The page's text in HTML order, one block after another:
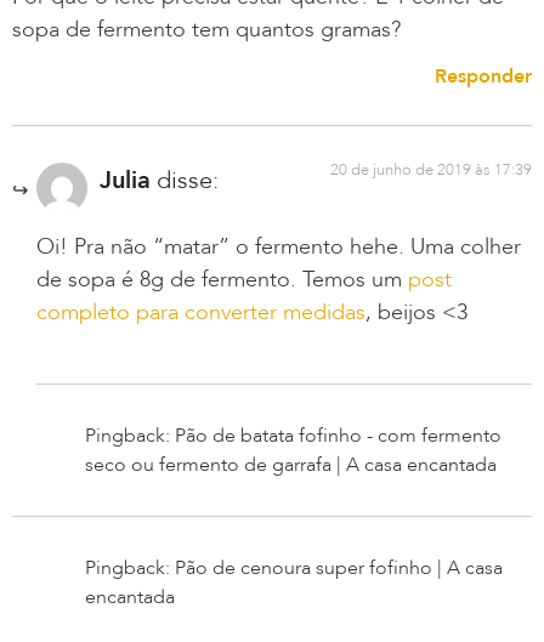
sopa de fermento tem quantos gramas?
Responder
Julia disse: 20 de junho de 2019 às 17:39
Oi! Pra não “matar” o fermento hehe. Uma colher
de sopa é 8g de fermento. Temos um post
completo para converter medidas, beijos <3
Pingback: Pão de batata fofinho - com fermento
seco ou fermento de garrafa | A casa encantada
Pingback: Pão de cenoura super fofinho | A casa
encantada